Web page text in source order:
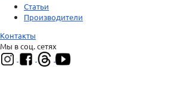
Статьи
Производители
Контакты
Мы в соц. сетях